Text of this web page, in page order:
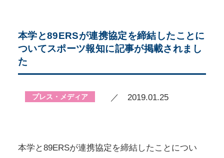
本学と89ERSが連携協定を締結したことに
ついてスポーツ報知に記事が掲載されまし
た
プレス・メディア ／ 2019.01.25
本学と89ERSが連携協定を締結したことについ